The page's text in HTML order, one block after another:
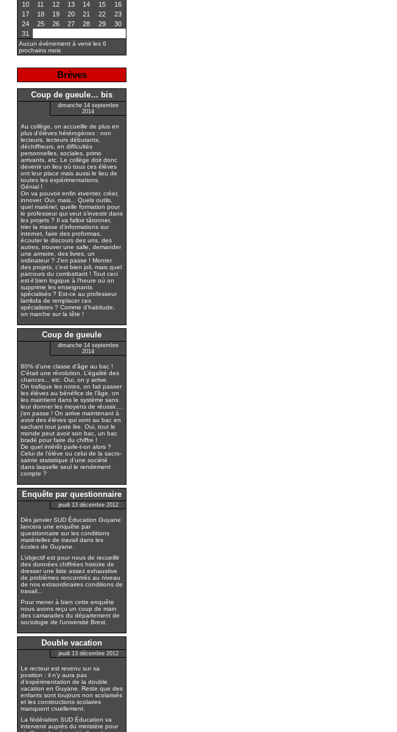
10
11 12 13 14 15
16
17
18 19 20 21 22
23
24
25 26 27 28 29
30
31
Aucun évènement à venir les 6
prochains mois
Brèves
Coup de gueule… bis
dimanche 14 septembre
2014
Au collège, on accueille de plus en
plus d’élèves hétérogènes : non
lecteurs, lecteurs débutants,
déchiffreurs, en difficultés
personnelles, sociales, primo
arrivants, etc. Le collège doit donc
devenir un lieu où tous ces élèves
ont leur place mais aussi le lieu de
toutes les expérimentations.
Génial !
On va pouvoir enfin inventer, créer,
innover. Oui, mais... Quels outils,
quel matériel, quelle formation pour
le professeur qui veut s’investir dans
les projets ? Il va falloir tâtonner,
trier la masse d’informations sur
internet, faire des proformas,
écouter le discours des uns, des
autres, trouver une salle, demander
une armoire, des livres, un
ordinateur ? J’en passe ! Monter
des projets, c’est bien joli, mais quel
parcours du combattant ! Tout ceci
est-il bien logique à l’heure où on
supprime les enseignants
spécialisés ? Est-ce au professeur
lambda de remplacer ces
spécialistes ? Comme d’habitude,
on marche sur la tête !
Coup de gueule
dimanche 14 septembre
2014
80% d’une classe d’âge au bac !
C’était une révolution. L’égalité des
chances... etc. Oui, on y arrive.
On trafique les notes, on fait passer
les élèves au bénéfice de l’âge, on
les maintient dans le système sans
leur donner les moyens de réussir....
j’en passe ! On arrive maintenant à
avoir des élèves qui vont au bac en
sachant tout juste lire. Oui, tout le
monde peut avoir son bac, un bac
bradé pour faire du chiffre !
De quel intérêt parle-t-on alors ?
Celui de l’élève ou celui de la sacro-
sainte statistique d’une société
dans laquelle seul le rendement
compte ?
Enquête par questionnaire
jeudi 13 décembre 2012
Dès janvier SUD Éducation Guyane
lancera une enquête par
questionnaire sur les conditions
matérielles de travail dans les
écoles de Guyane.
L’objectif est pour nous de recueillir
des données chiffrées histoire de
dresser une liste assez exhaustive
de problèmes rencontrés au niveau
de nos extraordinaires conditions de
travail...
Pour mener à bien cette enquête
nous avons reçu un coup de main
des camarades du département de
sociologie de l’université Brest.
Double vacation
jeudi 13 décembre 2012
Le recteur est revenu sur sa
position : il n’y aura pas
d’expérimentation de la double
vacation en Guyane. Reste que des
enfants sont toujours non scolarisés
et les constructions scolaires
manquent cruellement.
La fédération SUD Éducation va
intervenir auprès du ministère pour